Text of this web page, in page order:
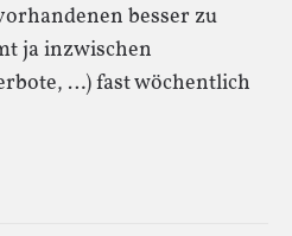
besser zu
ja inzwischen
…) fast wöchentlich